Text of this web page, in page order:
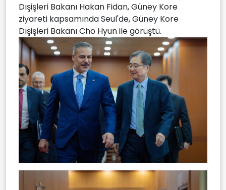
Dışişleri Bakanı Hakan Fidan, Güney Kore
ziyareti kapsamında Seul'de, Güney Kore
Dışişleri Bakanı Cho Hyun ile görüştü.